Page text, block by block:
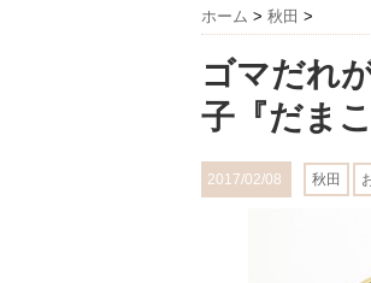
ホーム > 秋田 >
ゴマだれ
子『だまこ
2017/02/08 秋田